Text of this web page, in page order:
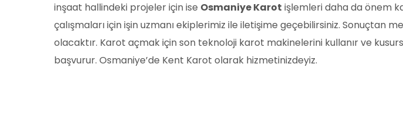
inşaat hallindeki projeler için ise Osmaniye Karot işlemleri daha da önem
çalışmaları için işin uzmanı ekiplerimiz ile iletişime geçebilirsiniz. Sonuçtan
olacaktır. Karot açmak için son teknoloji karot makinelerini kullanır ve
başvurur. Osmaniye’de Kent Karot olarak hizmetinizdeyiz.